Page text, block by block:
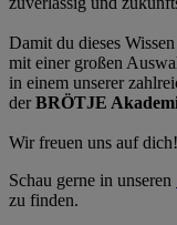
Damit du dieses
mit einer großen
in einem unserer
derBRÖTJE
Wir freuen uns auf dich!
Schau gerne in unseren
zu finden.